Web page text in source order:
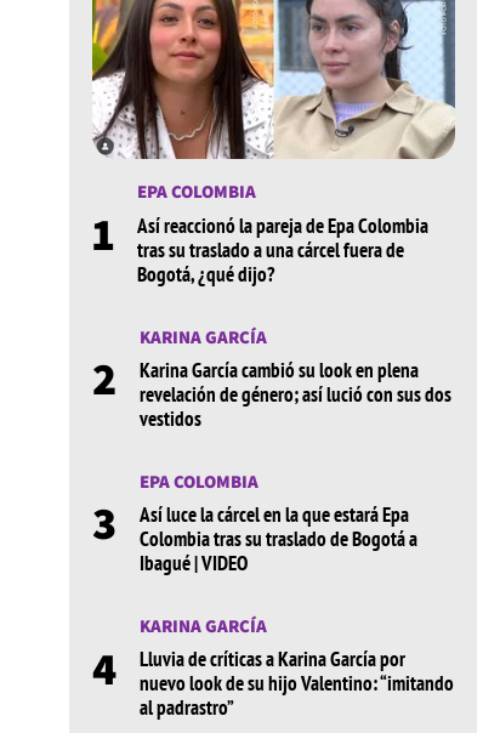
1
EPA COLOMBIA
Así reaccionó la pareja de Epa Colombia
tras su traslado a una cárcel fuera de
Bogotá, ¿qué dijo?
2
KARINA GARCÍA
Karina García cambió su look en plena
revelación de género; así lució con sus dos
vestidos
3
EPA COLOMBIA
Así luce la cárcel en la que estará Epa
Colombia tras su traslado de Bogotá a
Ibagué | VIDEO
4
KARINA GARCÍA
Lluvia de críticas a Karina García por
nuevo look de su hijo Valentino: “imitando
al padrastro”